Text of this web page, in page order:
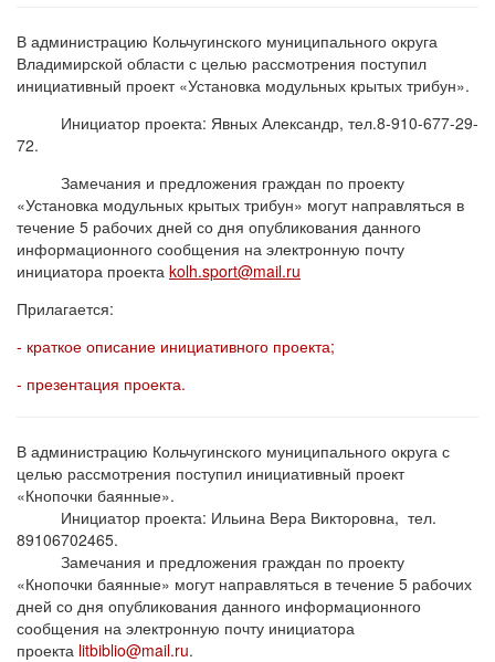
В администрацию Кольчугинского муниципального округа
Владимирской области с целью рассмотрения поступил
инициативный проект «Установка модульных крытых трибун».
Инициатор проекта: Явных Александр, тел.8-910-677-29-
72.
Замечания и предложения граждан по проекту
«Установка модульных крытых трибун» могут направляться в
течение 5 рабочих дней со дня опубликования данного
информационного сообщения на электронную почту
инициатора проекта kolh.sport@mail.ru
Прилагается:
- краткое описание инициативного проекта;
- презентация проекта.
В администрацию Кольчугинского муниципального округа с
целью рассмотрения поступил инициативный проект
«Кнопочки баянные».
Инициатор проекта: Ильина Вера Викторовна, тел.
89106702465.
Замечания и предложения граждан по проекту
«Кнопочки баянные» могут направляться в течение 5 рабочих
дней со дня опубликования данного информационного
сообщения на электронную почту инициатора
проекта litbiblio@mail.ru.